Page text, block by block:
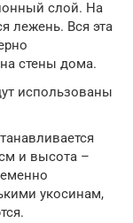
слой. На
лежень. Вся эта
стены дома.
использованы
и высота –
укосинам,